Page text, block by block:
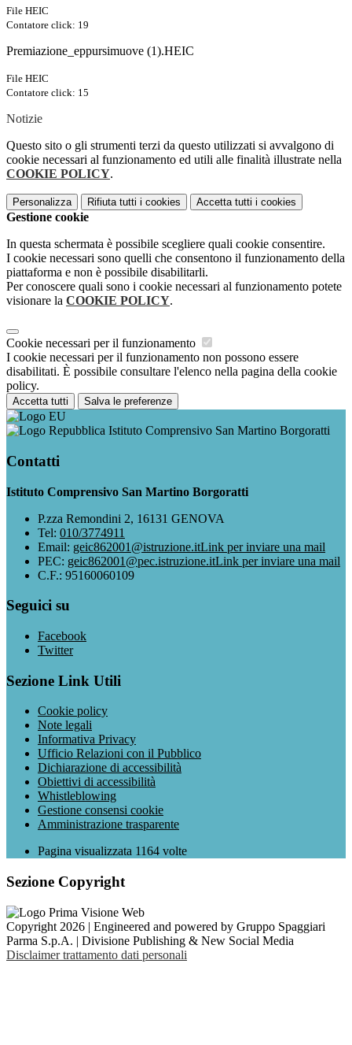
File HEIC
Contatore click: 19
Premiazione_eppursimuove (1).HEIC
File HEIC
Contatore click: 15
Notizie
Questo sito o gli strumenti terzi da questo utilizzati si avvalgono di
cookie necessari al funzionamento ed utili alle finalità illustrate nella
COOKIE POLICY.
Personalizza Rifiuta tutti i cookies Accetta tutti i cookies
Gestione cookie
In questa schermata è possibile scegliere quali cookie consentire.
I cookie necessari sono quelli che consentono il funzionamento della
piattaforma e non è possibile disabilitarli.
Per conoscere quali sono i cookie necessari al funzionamento potete
visionare la COOKIE POLICY.
Cookie necessari per il funzionamento
I cookie necessari per il funzionamento non possono essere
disabilitati. È possibile consultare l'elenco nella pagina della cookie
policy.
Accetta tutti Salva le preferenze
Istituto Comprensivo San Martino Borgoratti
Contatti
Istituto Comprensivo San Martino Borgoratti
P.zza Remondini 2, 16131 GENOVA
Tel: 010/3774911
Email: geic862001@istruzione.itLink per inviare una mail
PEC: geic862001@pec.istruzione.itLink per inviare una mail
C.F.: 95160060109
Seguici su
Facebook
Twitter
Sezione Link Utili
Cookie policy
Note legali
Informativa Privacy
Ufficio Relazioni con il Pubblico
Dichiarazione di accessibilità
Obiettivi di accessibilità
Whistleblowing
Gestione consensi cookie
Amministrazione trasparente
Pagina visualizzata 1164 volte
Sezione Copyright
Copyright 2026 | Engineered and powered by Gruppo Spaggiari
Parma S.p.A. | Divisione Publishing & New Social Media
Disclaimer trattamento dati personali